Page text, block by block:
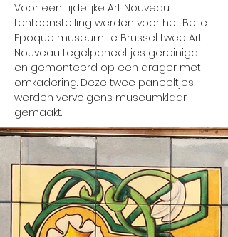
Voor een tijdelijke Art Nouveau
tentoonstelling werden voor het Belle
Epoque museum te Brussel twee Art
Nouveau tegelpaneeltjes gereinigd
en gemonteerd op een drager met
omkadering. Deze twee paneeltjes
werden vervolgens museumklaar
gemaakt.